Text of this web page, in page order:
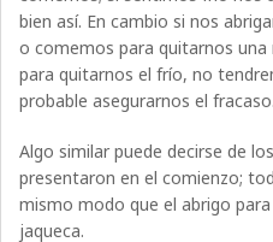
bien así. En cambio si nos
o comemos para quitarnos
para quitarnos el frío, no
probable asegurarnos el fracaso.
Algo similar puede decirse de
presentaron en el comienzo;
mismo modo que el abrigo
jaqueca.